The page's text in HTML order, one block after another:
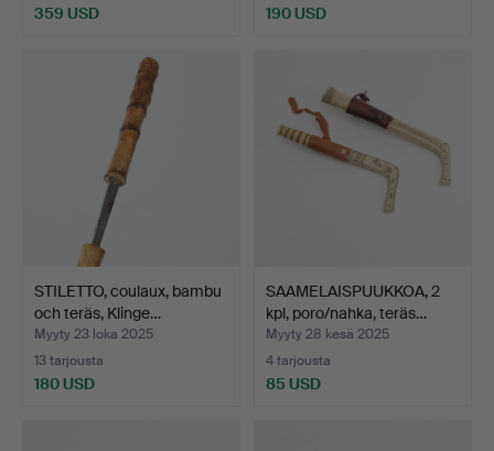
359 USD 190 USD
STILETTO, coulaux, bambu
och teräs, Klinge…
Myyty 23 loka 2025
13 tarjousta
180 USD
SAAMELAISPUUKKOA, 2
kpl, poro/nahka, teräs…
Myyty 28 kesä 2025
4 tarjousta
85 USD